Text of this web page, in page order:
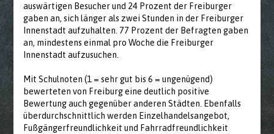
auswärtigen Besucher und 24 Prozent der Freiburger
gaben an, sich länger als zwei Stunden in der Freiburger
Innenstadt aufzuhalten. 77 Prozent der Befragten gaben
an, mindestens einmal pro Woche die Freiburger
Innenstadt aufzusuchen.
Mit Schulnoten (1 = sehr gut bis 6 = ungenügend)
bewerteten von Freiburg eine deutlich positive
Bewertung auch gegenüber anderen Städten. Ebenfalls
überdurchschnittlich werden Einzelhandelsangebot,
Fußgängerfreundlichkeit und Fahrradfreundlichkeit